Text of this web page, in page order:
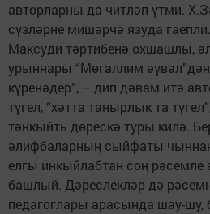
авторларны да читләп үтми.
сүзләрне мишәрчә язуда
Максуди тәртибенә охшашлы,
урыннары “Мөгаллим
күренәдер”, – дип дәвам итә
түгел, “хәтта танырлык та
тәнкыйть дөрес­кә туры килә.
әлифбаларның сыйфаты
елгы инкыйлабтан соң
башлый. Дәреслекләр дә
педагоглары арасында шау-шу,